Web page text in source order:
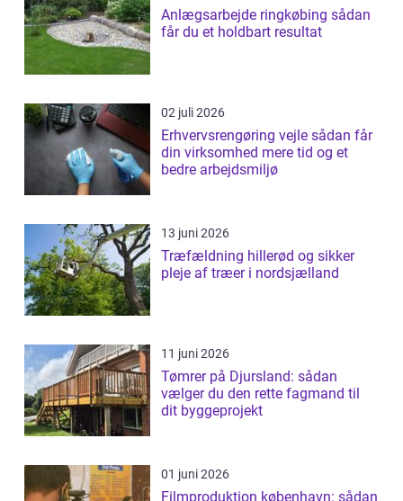
Anlægsarbejde ringkøbing sådan
får du et holdbart resultat
02 juli 2026
Erhvervsrengøring vejle sådan får
din virksomhed mere tid og et
bedre arbejdsmiljø
13 juni 2026
Træfældning hillerød og sikker
pleje af træer i nordsjælland
11 juni 2026
Tømrer på Djursland: sådan
vælger du den rette fagmand til
dit byggeprojekt
01 juni 2026
Filmproduktion københavn: sådan